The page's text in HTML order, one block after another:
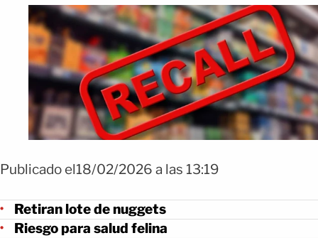
Publicado el18/02/2026 a las 13:19
Retiran lote de nuggets
Riesgo para salud felina